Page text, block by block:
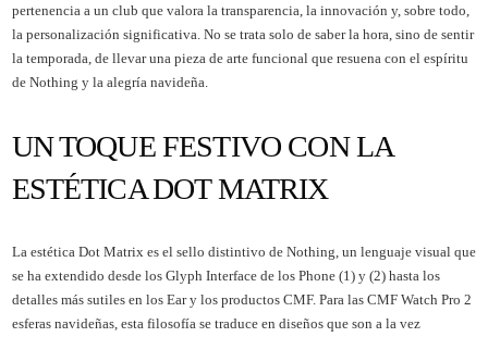
pertenencia a un club que valora la transparencia, la innovación y, sobre todo,
la personalización significativa. No se trata solo de saber la hora, sino de sentir
la temporada, de llevar una pieza de arte funcional que resuena con el espíritu
de Nothing y la alegría navideña.
UN TOQUE FESTIVO CON LA
ESTÉTICA DOT MATRIX
La estética Dot Matrix es el sello distintivo de Nothing, un lenguaje visual que
se ha extendido desde los Glyph Interface de los Phone (1) y (2) hasta los
detalles más sutiles en los Ear y los productos CMF. Para las CMF Watch Pro 2
esferas navideñas, esta filosofía se traduce en diseños que son a la vez